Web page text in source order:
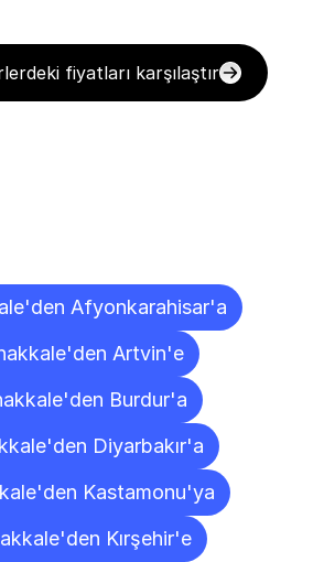
fiyatları karşılaştır
Afyonkarahisar'a
Artvin'e
Burdur'a
Diyarbakır'a
Kastamonu'ya
Kırşehir'e